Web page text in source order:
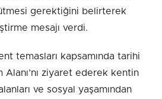
gerektiğini belirterek
mesajı verdi.
temasları kapsamında tarihi
Alanı’nı ziyaret ederek kentin
ve sosyal yaşamından